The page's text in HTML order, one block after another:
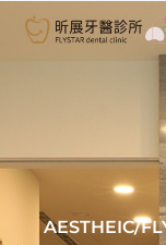
AESTHEIC/